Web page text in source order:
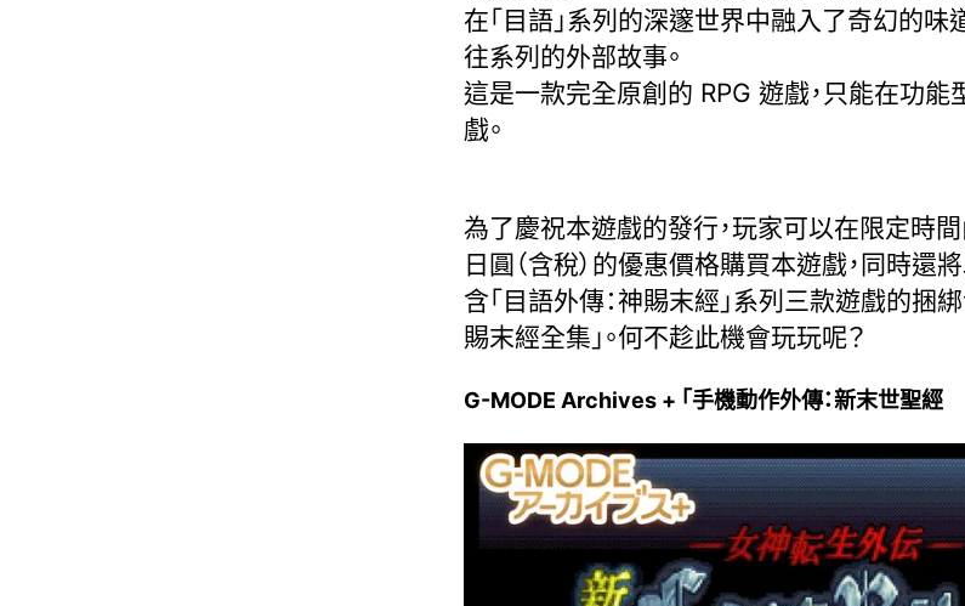
在「目語」系列的深邃世界中融入了奇幻的味
往系列的外部故事。
這是一款完全原創的 RPG 遊戲，只能在功能
戲。
為了慶祝本遊戲的發行，玩家可以在限定時
日圓（含稅）的優惠價格購買本遊戲，同時還
含「目語外傳：神賜末經」系列三款遊戲的捆綁
賜末經全集」。何不趁此機會玩玩呢？
G-MODE Archives + 「手機動作外傳：新末世聖經